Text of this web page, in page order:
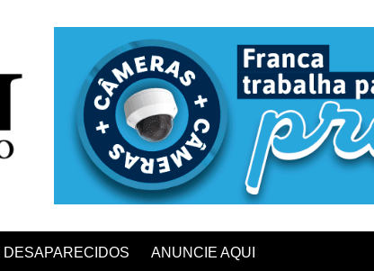
DESAPARECIDOS ANUNCIE AQUI